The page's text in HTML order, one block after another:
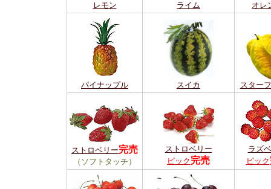
レモン ライム オレ
パイナップル スイカ スター
ストロベリー完売
（ソフトタッチ）
ストロベリー
ピック 完売
ラズ
ピック